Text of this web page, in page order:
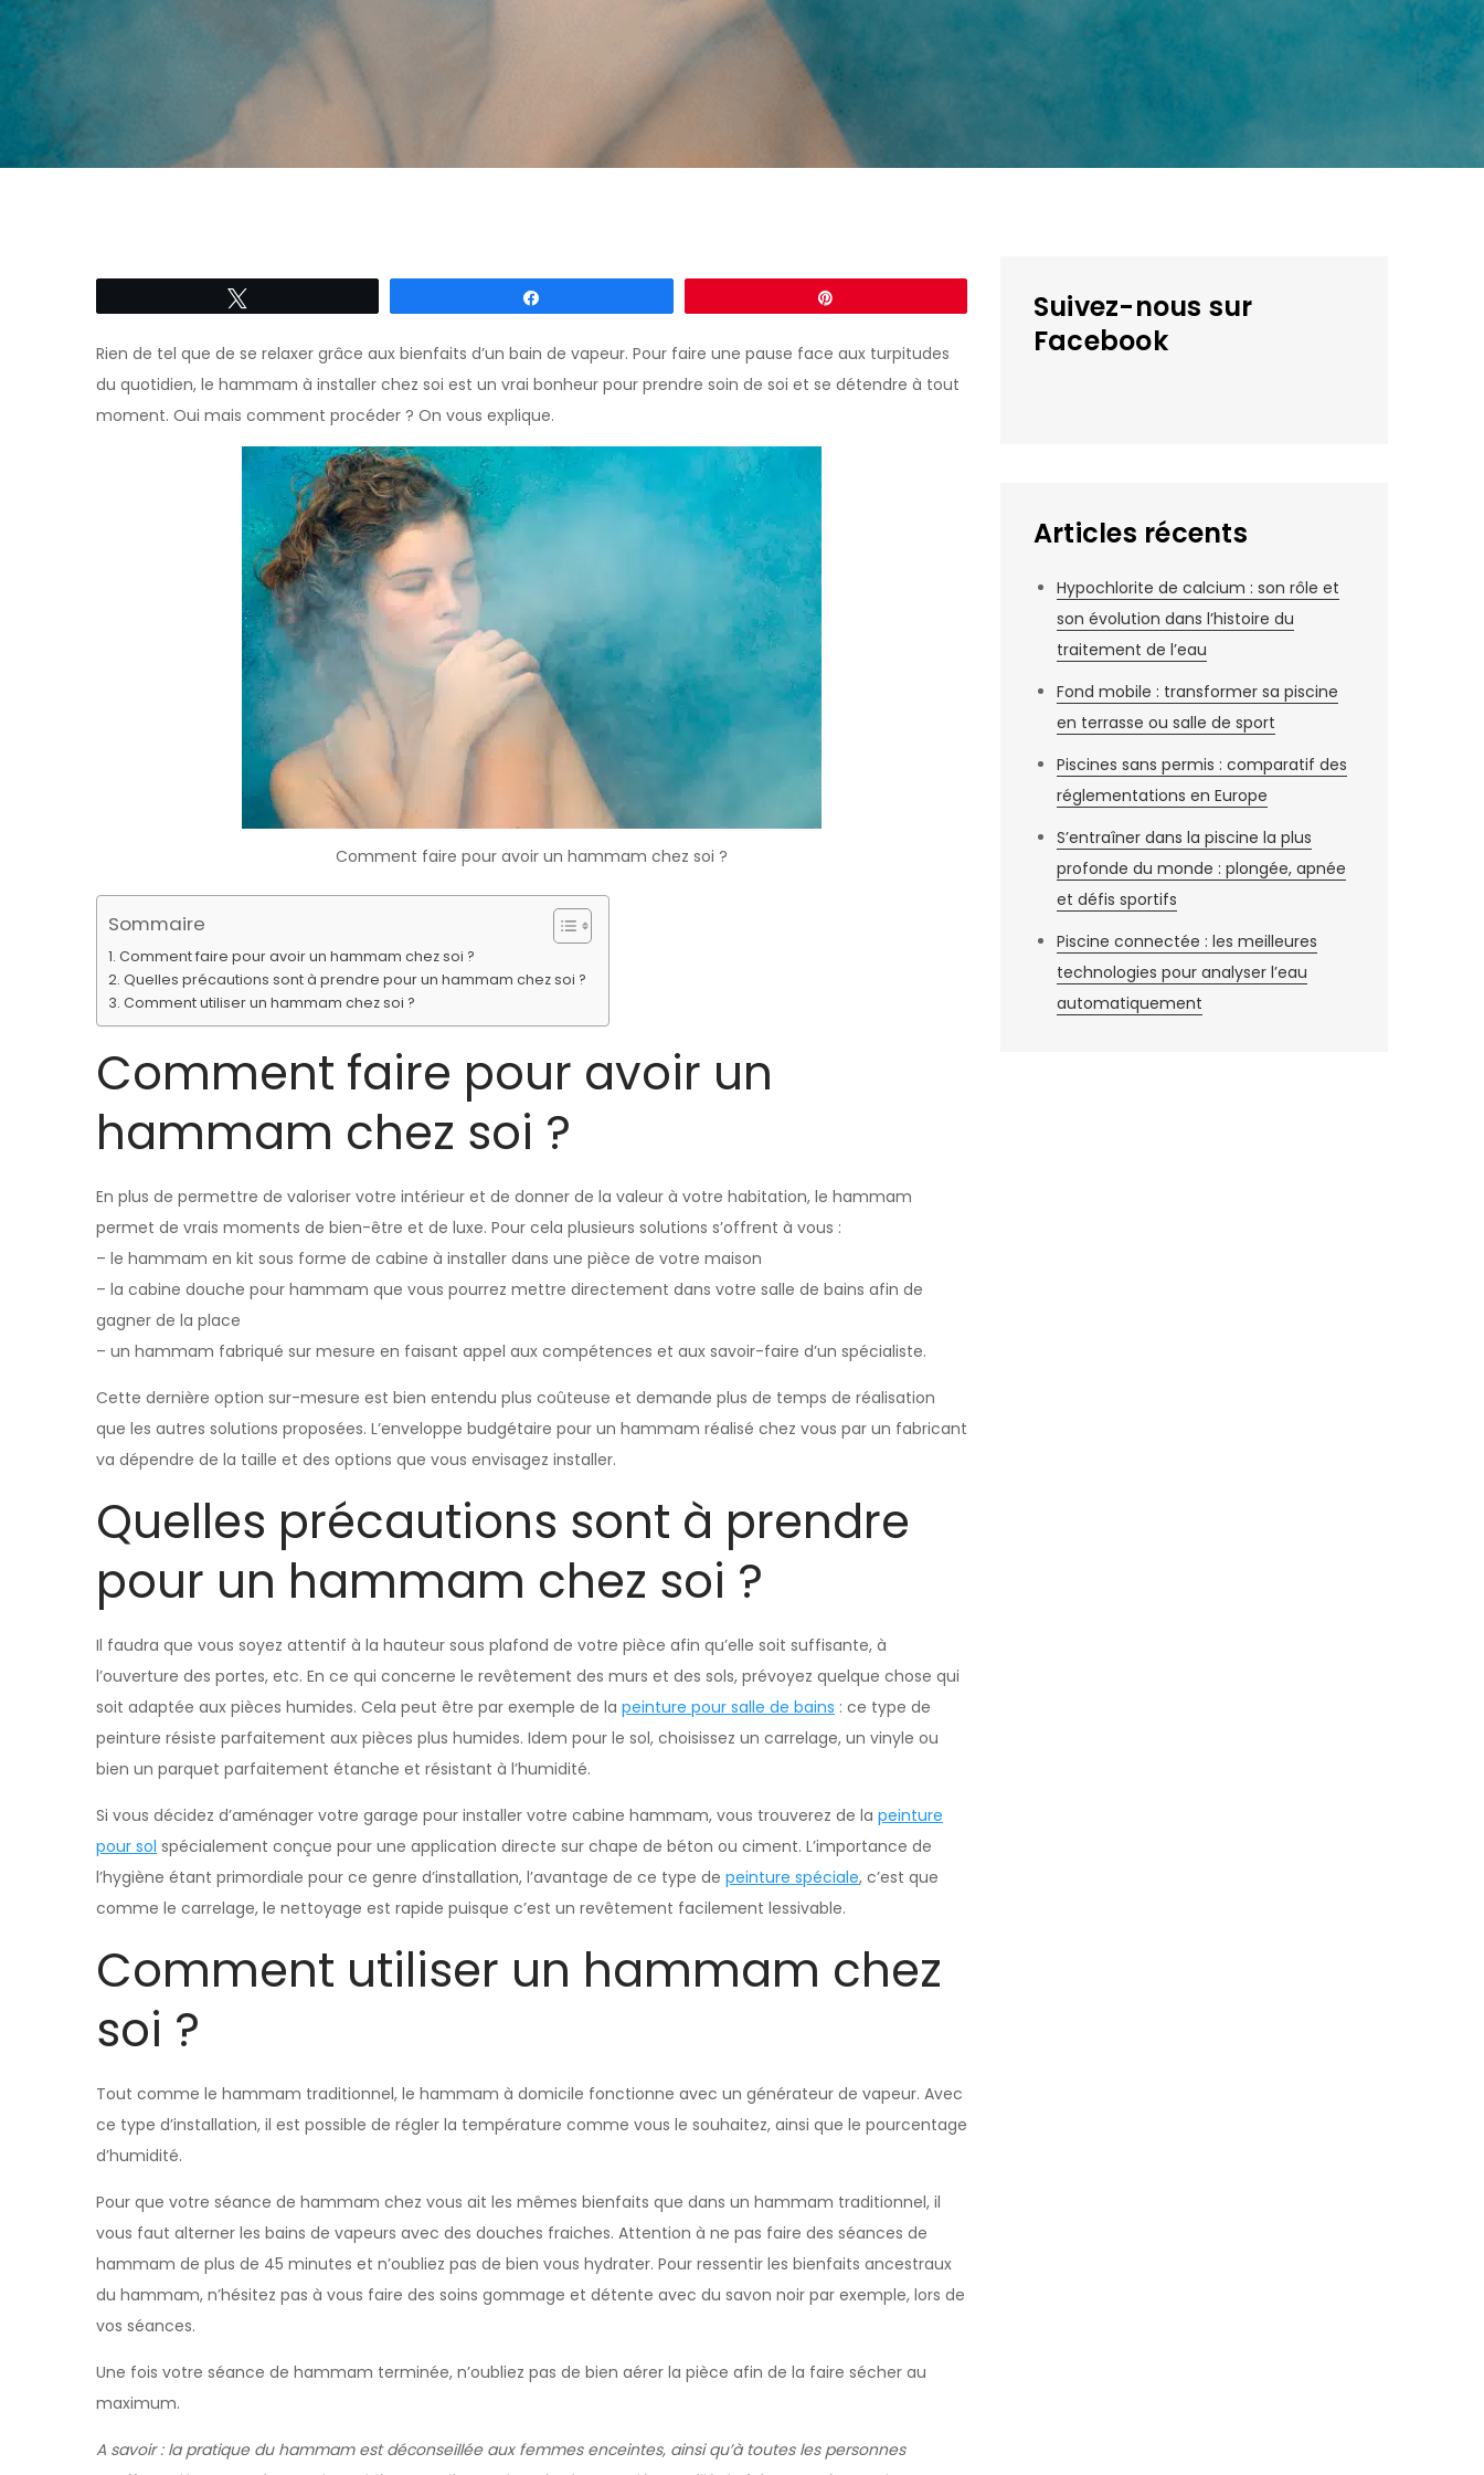
Rien de tel que de se relaxer grâce aux bienfaits d’un bain de vapeur. Pour faire une pause face aux turpitudes
du quotidien, le hammam à installer chez soi est un vrai bonheur pour prendre soin de soi et se détendre à tout
moment. Oui mais comment procéder ? On vous explique.
Comment faire pour avoir un hammam chez soi ?
Sommaire
Comment faire pour avoir un hammam chez soi ?
Quelles précautions sont à prendre pour un hammam chez soi ?
Comment utiliser un hammam chez soi ?
Comment faire pour avoir un
hammam chez soi ?
En plus de permettre de valoriser votre intérieur et de donner de la valeur à votre habitation, le hammam
permet de vrais moments de bien-être et de luxe. Pour cela plusieurs solutions s’offrent à vous :
– le hammam en kit sous forme de cabine à installer dans une pièce de votre maison
– la cabine douche pour hammam que vous pourrez mettre directement dans votre salle de bains afin de
gagner de la place
– un hammam fabriqué sur mesure en faisant appel aux compétences et aux savoir-faire d’un spécialiste.
Cette dernière option sur-mesure est bien entendu plus coûteuse et demande plus de temps de réalisation
que les autres solutions proposées. L’enveloppe budgétaire pour un hammam réalisé chez vous par un fabricant
va dépendre de la taille et des options que vous envisagez installer.
Quelles précautions sont à prendre
pour un hammam chez soi ?
Il faudra que vous soyez attentif à la hauteur sous plafond de votre pièce afin qu’elle soit suffisante, à
l’ouverture des portes, etc. En ce qui concerne le revêtement des murs et des sols, prévoyez quelque chose qui
soit adaptée aux pièces humides. Cela peut être par exemple de la peinture pour salle de bains : ce type de
peinture résiste parfaitement aux pièces plus humides. Idem pour le sol, choisissez un carrelage, un vinyle ou
bien un parquet parfaitement étanche et résistant à l’humidité.
Si vous décidez d’aménager votre garage pour installer votre cabine hammam, vous trouverez de la peinture
pour sol spécialement conçue pour une application directe sur chape de béton ou ciment. L’importance de
l’hygiène étant primordiale pour ce genre d’installation, l’avantage de ce type de peinture spéciale, c’est que
comme le carrelage, le nettoyage est rapide puisque c’est un revêtement facilement lessivable.
Comment utiliser un hammam chez
soi ?
Tout comme le hammam traditionnel, le hammam à domicile fonctionne avec un générateur de vapeur. Avec
ce type d’installation, il est possible de régler la température comme vous le souhaitez, ainsi que le pourcentage
d’humidité.
Pour que votre séance de hammam chez vous ait les mêmes bienfaits que dans un hammam traditionnel, il
vous faut alterner les bains de vapeurs avec des douches fraiches. Attention à ne pas faire des séances de
hammam de plus de 45 minutes et n’oubliez pas de bien vous hydrater. Pour ressentir les bienfaits ancestraux
du hammam, n’hésitez pas à vous faire des soins gommage et détente avec du savon noir par exemple, lors de
vos séances.
Une fois votre séance de hammam terminée, n’oubliez pas de bien aérer la pièce afin de la faire sécher au
maximum.
A savoir : la pratique du hammam est déconseillée aux femmes enceintes, ainsi qu’à toutes les personnes
Suivez-nous sur
Facebook
Articles récents
Hypochlorite de calcium : son rôle et
son évolution dans l’histoire du
traitement de l’eau
Fond mobile : transformer sa piscine
en terrasse ou salle de sport
Piscines sans permis : comparatif des
réglementations en Europe
S’entraîner dans la piscine la plus
profonde du monde : plongée, apnée
et défis sportifs
Piscine connectée : les meilleures
technologies pour analyser l’eau
automatiquement